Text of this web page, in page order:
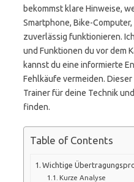
bekommst klare Hinweise,
Smartphone, Bike-
zuverlässig funktionieren.
und Funktionen du vor dem
kannst du eine informierte
Fehlkäufe vermeiden.
Trainer für deine Technik
finden.
Table of Contents
Wichtige
Kurze Analyse